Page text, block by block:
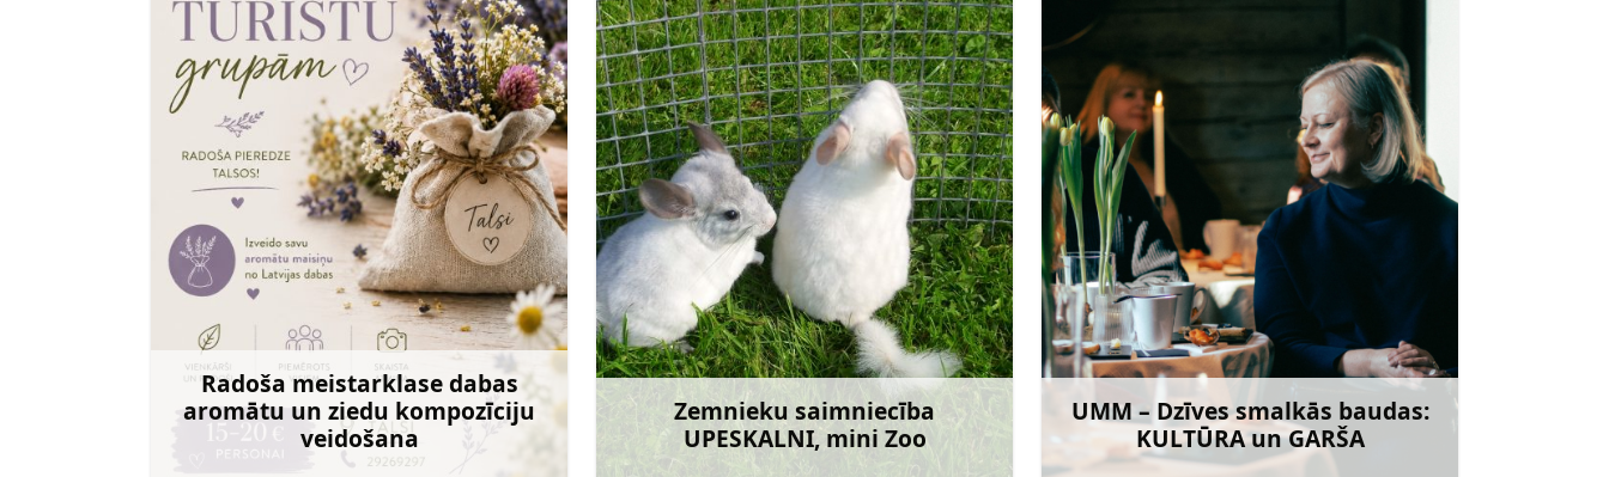
Radoša meistarklase dabas
aromātu un ziedu kompozīciju
veidošana
+371 29269297
Doties
Zemnieku saimniecība
UPESKALNI, mini Zoo
upeskalni@inbox.lv
+371 29154018
Doties
Uzzināt vairāk
UMM – Dzīves smalkās baudas:
KULTŪRA un GARŠA
umm.cultureandtaste@gmail.com
26383609 (Zane)
Uzzināt vairāk